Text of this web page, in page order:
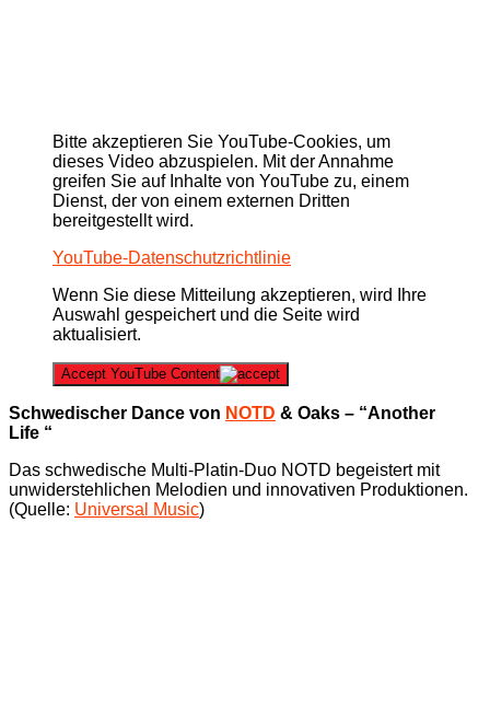
Bitte akzeptieren Sie YouTube-Cookies, um
dieses Video abzuspielen. Mit der Annahme
greifen Sie auf Inhalte von YouTube zu, einem
Dienst, der von einem externen Dritten
bereitgestellt wird.
YouTube-Datenschutzrichtlinie
Wenn Sie diese Mitteilung akzeptieren, wird Ihre
Auswahl gespeichert und die Seite wird
aktualisiert.
Accept YouTube Content
Schwedischer Dance von NOTD & Oaks – “Another
Life “
Das schwedische Multi-Platin-Duo NOTD begeistert mit
unwiderstehlichen Melodien und innovativen Produktionen.
(Quelle: Universal Music)